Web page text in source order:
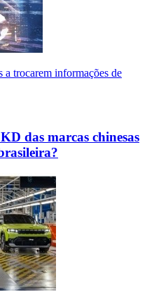
trocarem informações de
das marcas chinesas